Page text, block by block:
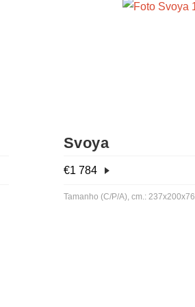
Svoya
€1 784
Tamanho (C/P/A), cm.: 237x200x76